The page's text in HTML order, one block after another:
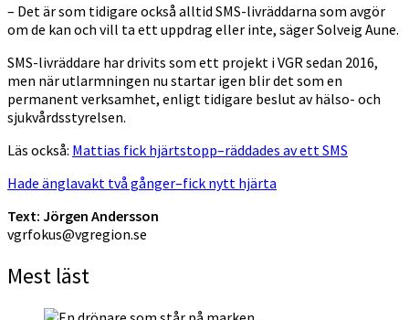
– Det är som tidigare också alltid SMS-livräddarna som avgör
om de kan och vill ta ett uppdrag eller inte, säger Solveig Aune.
SMS-livräddare har drivits som ett projekt i VGR sedan 2016,
men när utlarmningen nu startar igen blir det som en
permanent verksamhet, enligt tidigare beslut av hälso- och
sjukvårdsstyrelsen.
Läs också: Mattias fick hjärtstopp–räddades av ett SMS
Hade änglavakt två gånger–fick nytt hjärta
Text: Jörgen Andersson
vgrfokus@vgregion.se
Mest läst